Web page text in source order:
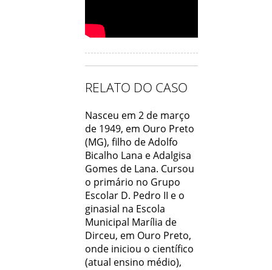
RELATO DO CASO
Nasceu em 2 de março
de 1949, em Ouro Preto
(MG), filho de Adolfo
Bicalho Lana e Adalgisa
Gomes de Lana. Cursou
o primário no Grupo
Escolar D. Pedro II e o
ginasial na Escola
Municipal Marília de
Dirceu, em Ouro Preto,
onde iniciou o científico
(atual ensino médio),